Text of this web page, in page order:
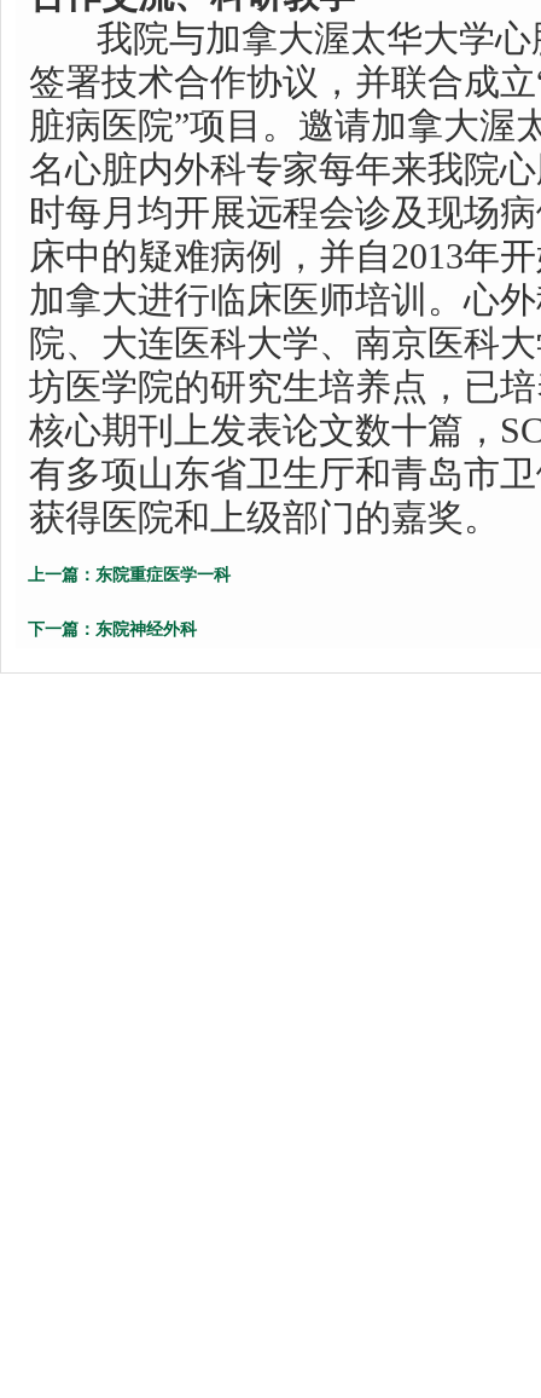
我院与加拿大渥太华大学心
签署技术合作协议，并联合成
脏病医院”项目。邀请加拿大渥
名心脏内外科专家每年来我院
时每月均开展远程会诊及现场
床中的疑难病例，并自2013年
加拿大进行临床医师培训。心
院、大连医科大学、南京医科
坊医学院的研究生培养点，已
核心期刊上发表论文数十篇，
有多项山东省卫生厅和青岛市
获得医院和上级部门的嘉奖。
上一篇： 东院重症医学一科
下一篇： 东院神经外科